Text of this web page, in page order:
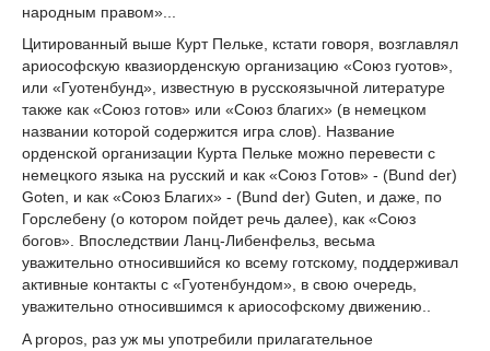
народным правом»...
Цитированный выше Курт Пельке, кстати говоря, возглавлял
ариософскую квазиорденскую организацию «Союз гуотов»,
или «Гуотенбунд», известную в русскоязычной литературе
также как «Союз готов» или «Союз благих» (в немецком
названии которой содержится игра слов). Название
орденской организации Курта Пельке можно перевести с
немецкого языка на русский и как «Союз Готов» - (Bund der)
Goten, и как «Союз Благих» - (Bund der) Guten, и даже, по
Горслебену (о котором пойдет речь далее), как «Союз
богов». Впоследствии Ланц-Либенфельз, весьма
уважительно относившийся ко всему готскому, поддерживал
активные контакты с «Гуотенбундом», в свою очередь,
уважительно относившимся к ариософскому движению..
A propos, раз уж мы употребили прилагательное